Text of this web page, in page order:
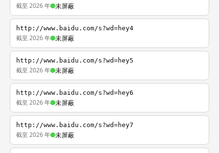
截至 2026 年 未屏蔽
http://www.baidu.com/s?wd=hey4
截至 2026 年 未屏蔽
http://www.baidu.com/s?wd=hey5
截至 2026 年 未屏蔽
http://www.baidu.com/s?wd=hey6
截至 2026 年 未屏蔽
http://www.baidu.com/s?wd=hey7
截至 2026 年 未屏蔽